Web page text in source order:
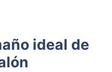
ideal de